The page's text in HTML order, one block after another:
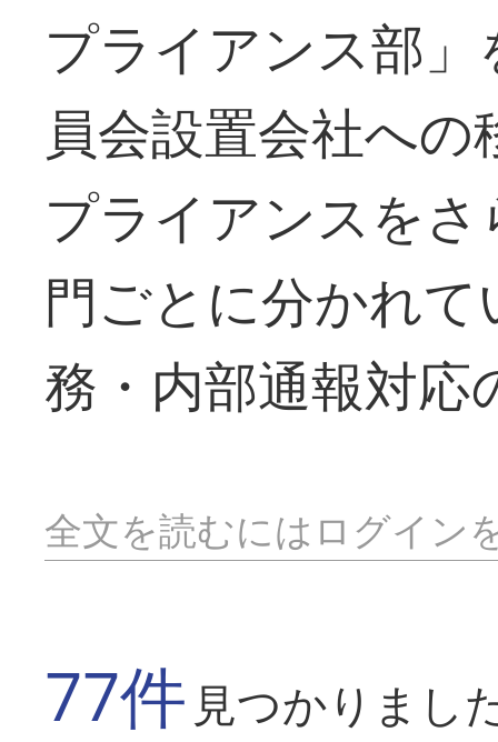
プライアンス部
員会設置会社へ
プライアンスを
門ごとに分かれ
務・内部通報対応
全文を読むにはログイン
77件 見つかりまし